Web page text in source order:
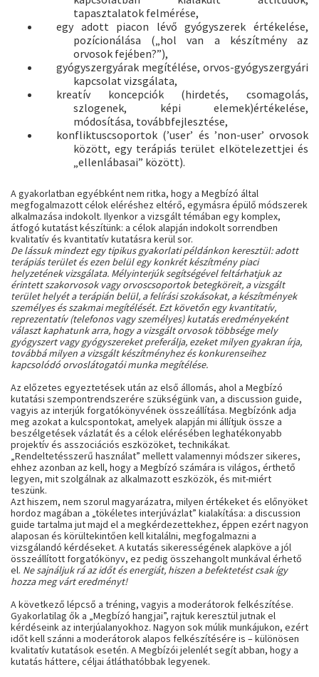
tapasztalatok felmérése,
egy adott piacon lévő gyógyszerek értékelése,
pozícionálása („hol van a készítmény az
orvosok fejében?”),
gyógyszergyárak megítélése, orvos-gyógyszergyári
kapcsolat vizsgálata,
kreatív koncepciók (hirdetés, csomagolás,
szlogenek, képi elemek)értékelése,
módosítása, továbbfejlesztése,
konfliktuscsoportok (’user’ és ’non-user’ orvosok
között, egy terápiás terület elkötelezettjei és
„ellenlábasai” között).
A gyakorlatban egyébként nem ritka, hogy a Megbízó által
megfogalmazott célok eléréshez eltérő, egymásra épülő módszerek
alkalmazása indokolt. Ilyenkor a vizsgált témában egy komplex,
átfogó kutatást készítünk: a célok alapján indokolt sorrendben
kvalitatív és kvantitatív kutatásra kerül sor.
De lássuk mindezt egy tipikus gyakorlati példánkon keresztül: adott
terápiás terület és ezen belül egy konkrét készítmény piaci
helyzetének vizsgálata. Mélyinterjúk segítségével feltárhatjuk az
érintett szakorvosok vagy orvoscsoportok betegköreit, a vizsgált
terület helyét a terápián belül, a felírási szokásokat, a készítmények
személyes és szakmai megítélését. Ezt követőn egy kvantitatív,
reprezentatív (telefonos vagy személyes) kutatás eredményeként
választ kaphatunk arra, hogy a vizsgált orvosok többsége mely
gyógyszert vagy gyógyszereket preferálja, ezeket milyen gyakran írja,
továbbá milyen a vizsgált készítményhez és konkurenseihez
kapcsolódó orvoslátogatói munka megítélése.
Az előzetes egyeztetések után az első állomás, ahol a Megbízó
kutatási szempontrendszerére szükségünk van, a discussion guide,
vagyis az interjúk forgatókönyvének összeállítása. Megbízónk adja
meg azokat a kulcspontokat, amelyek alapján mi állítjuk össze a
beszélgetések vázlatát és a célok elérésében leghatékonyabb
projektív és asszociációs eszközöket, technikákat.
„Rendeltetésszerű használat” mellett valamennyi módszer sikeres,
ehhez azonban az kell, hogy a Megbízó számára is világos, érthető
legyen, mit szolgálnak az alkalmazott eszközök, és mit-miért
teszünk.
Azt hiszem, nem szorul magyarázatra, milyen értékeket és előnyöket
hordoz magában a „tökéletes interjúvázlat” kialakítása: a discussion
guide tartalma jut majd el a megkérdezettekhez, éppen ezért nagyon
alaposan és körültekintően kell kitalálni, megfogalmazni a
vizsgálandó kérdéseket. A kutatás sikerességének alapköve a jól
összeállított forgatókönyv, ez pedig összehangolt munkával érhető
el. Ne sajnáljuk rá az időt és energiát, hiszen a befektetést csak így
hozza meg várt eredményt!
A következő lépcső a tréning, vagyis a moderátorok felkészítése.
Gyakorlatilag ők a „Megbízó hangjai”, rajtuk keresztül jutnak el
kérdéseink az interjúalanyokhoz. Nagyon sok múlik munkájukon, ezért
időt kell szánni a moderátorok alapos felkészítésére is – különösen
kvalitatív kutatások esetén. A Megbízói jelenlét segít abban, hogy a
kutatás háttere, céljai átláthatóbbak legyenek.